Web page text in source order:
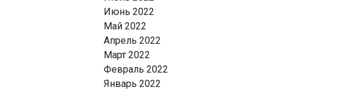
Июнь 2022
Май 2022
Апрель 2022
Март 2022
Февраль 2022
Январь 2022